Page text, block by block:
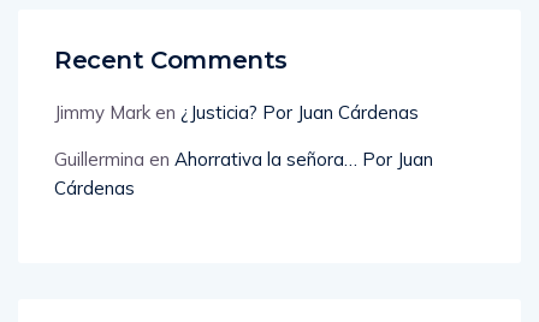
Recent Comments
Jimmy Mark en ¿Justicia? Por Juan Cárdenas
Guillermina en Ahorrativa la señora… Por Juan
Cárdenas